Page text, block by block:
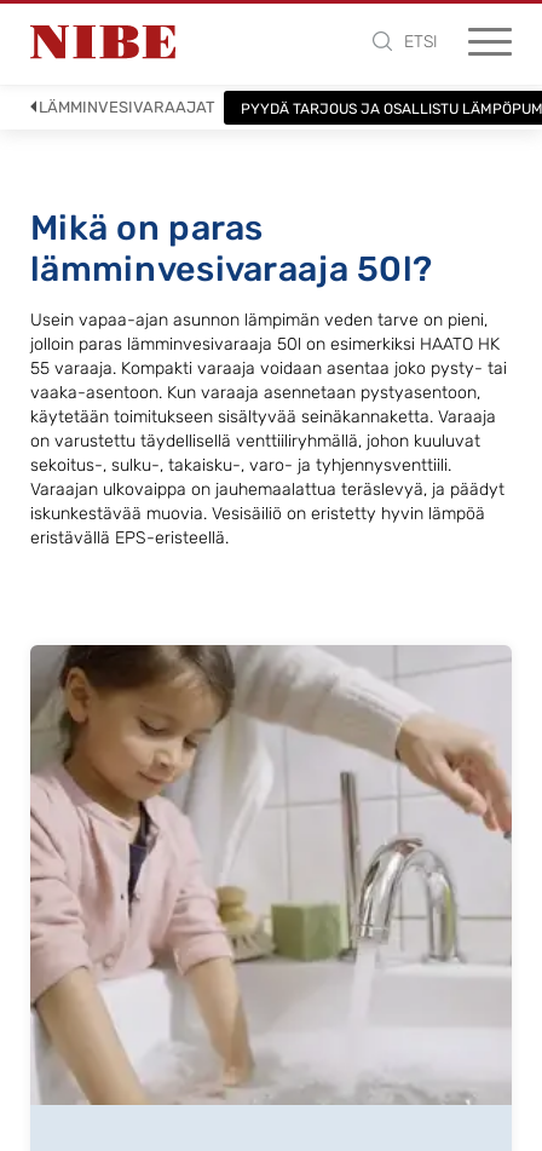
ETSI
LÄMMINVESIVARAAJAT PYYDÄ TARJOUS JA OSALLISTU
Mikä on paras
lämminvesivaraaja 50l?
Usein vapaa-ajan asunnon lämpimän veden tarve on pieni,
jolloin paras lämminvesivaraaja 50l on esimerkiksi HAATO HK
55 varaaja. Kompakti varaaja voidaan asentaa joko pysty- tai
vaaka-asentoon. Kun varaaja asennetaan pystyasentoon,
käytetään toimitukseen sisältyvää seinäkannaketta. Varaaja
on varustettu täydellisellä venttiiliryhmällä, johon kuuluvat
sekoitus-, sulku-, takaisku-, varo- ja tyhjennysventtiili.
Varaajan ulkovaippa on jauhemaalattua teräslevyä, ja päädyt
iskunkestävää muovia. Vesisäiliö on eristetty hyvin lämpöä
eristävällä EPS-eristeellä.